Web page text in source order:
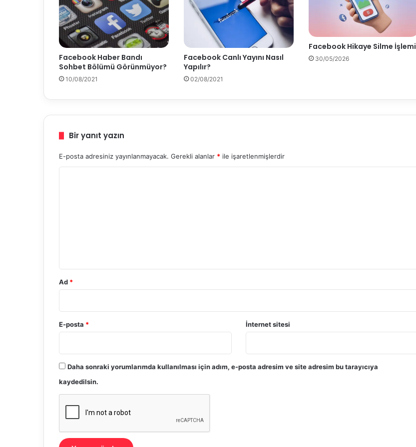
ş
Ö
z
e
l
i
ğ
i
N
a
m
a
?
Facebook Haber Bandı
Sohbet Bölümü Görünmüyor?
10/08/2021
Facebook Canlı Yayını Nasıl
Yapılır?
02/08/2021
Facebook Hikaye Silme İşlemi
30/05/2026
Bir yanıt yazın
E-posta adresiniz yayınlanmayacak. Gerekli alanlar * ile işaretlenmişlerdir
Ad *
E-posta * İnternet sitesi
Daha sonraki yorumlarımda kullanılması için adım, e-posta adresim ve site adresim bu tarayıcıya
kaydedilsin.